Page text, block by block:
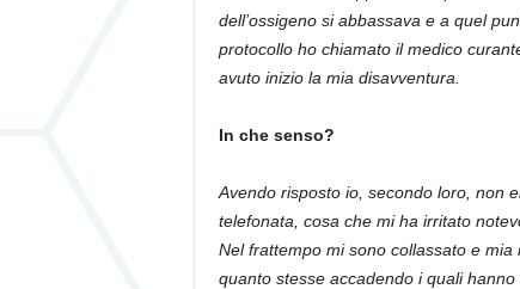
dell’ossigeno si abbassava e a quel
protocollo ho chiamato il medico
avuto inizio la mia disavventura.
In che senso?
Avendo risposto io, secondo loro, non
telefonata, cosa che mi ha irritato
Nel frattempo mi sono collassato e
quanto stesse accadendo i quali